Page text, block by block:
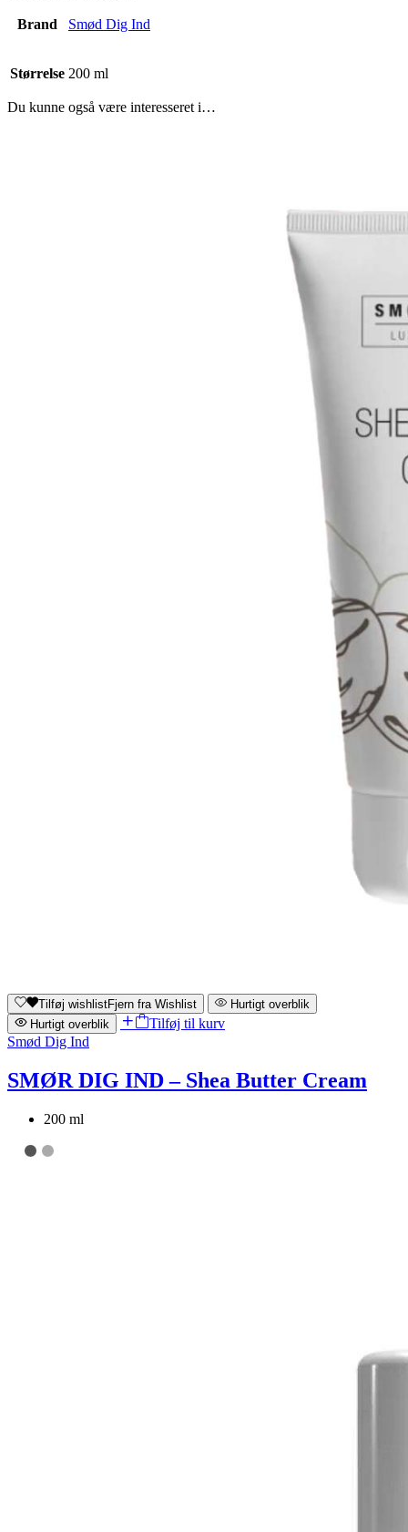
Brand Smød Dig Ind
Størrelse 200 ml
Du kunne også være interesseret i…
Tilføj wishlistFjern fra Wishlist
Hurtigt overblik
Hurtigt overblik
Tilføj til kurv
Smød Dig Ind
SMØR DIG IND – Shea Butter Cream
200 ml